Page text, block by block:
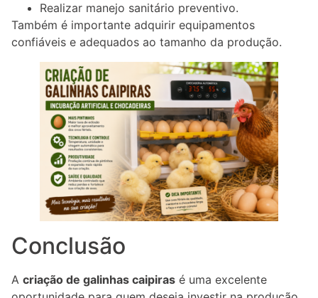
Realizar manejo sanitário preventivo.
Também é importante adquirir equipamentos
confiáveis e adequados ao tamanho da produção.
Conclusão
A criação de galinhas caipiras é uma excelente